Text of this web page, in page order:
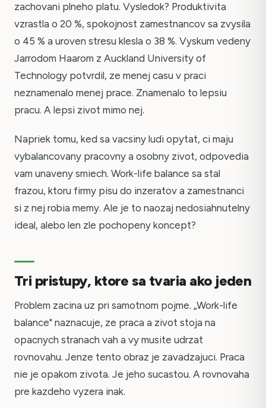
zachovani plneho platu. Vysledok? Produktivita
vzrastla o 20 %, spokojnost zamestnancov sa zvysila
o 45 % a uroven stresu klesla o 38 %. Vyskum vedeny
Jarrodom Haarom z Auckland University of
Technology potvrdil, ze menej casu v praci
neznamenalo menej prace. Znamenalo to lepsiu
pracu. A lepsi zivot mimo nej.
Napriek tomu, ked sa vacsiny ludi opytat, ci maju
vybalancovany pracovny a osobny zivot, odpovedia
vam unaveny smiech. Work-life balance sa stal
frazou, ktoru firmy pisu do inzeratov a zamestnanci
si z nej robia memy. Ale je to naozaj nedosiahnutelny
ideal, alebo len zle pochopeny koncept?
Tri pristupy, ktore sa tvaria ako jeden
Problem zacina uz pri samotnom pojme. „Work-life
balance" naznacuje, ze praca a zivot stoja na
opacnych stranach vah a vy musite udrzat
rovnovahu. Jenze tento obraz je zavadzajuci. Praca
nie je opakom zivota. Je jeho sucastou. A rovnovaha
pre kazdeho vyzera inak.